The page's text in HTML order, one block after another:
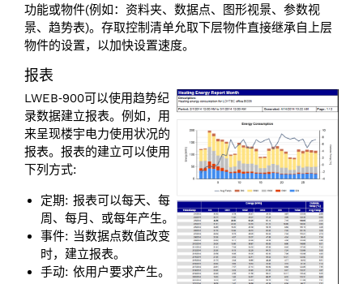
功能或物件(例如：资料夹、数据点、图形视景、参数视
景、趋势表)。存取控制清单允取下层物件直接继承自上层
物件的设置，以加快设置速度。
报表
LWEB‑900可以使用趋势纪
录数据建立报表。例如，用
来呈现楼宇电力使用状况的
报表。报表的建立可以使用
下列方式:
定期: 报表可以每天、每
周、每月、或每年产生。
事件: 当数据点数值改变
时，建立报表。
手动: 依用户要求产生。